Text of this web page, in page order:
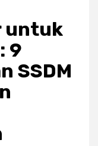
untuk
9
SSDM